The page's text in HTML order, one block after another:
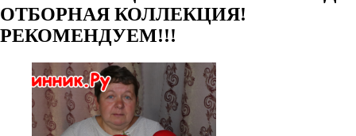
ОТБОРНАЯ КОЛЛЕКЦИЯ!
РЕКОМЕНДУЕМ!!!